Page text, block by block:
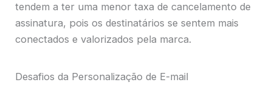
tendem a ter uma menor taxa de cancelamento de
assinatura, pois os destinatários se sentem mais
conectados e valorizados pela marca.
Desafios da Personalização de E-mail